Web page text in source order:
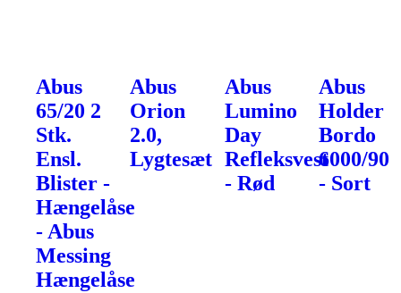
Abus
65/20 2
Stk.
Ensl.
Blister -
Hængelåse
- Abus
Messing
Hængelåse
Abus
Orion
2.0,
Lygtesæt
Abus
Lumino
Day
Refleksvest
- Rød
Abus
Holder
Bordo
6000/90
- Sort